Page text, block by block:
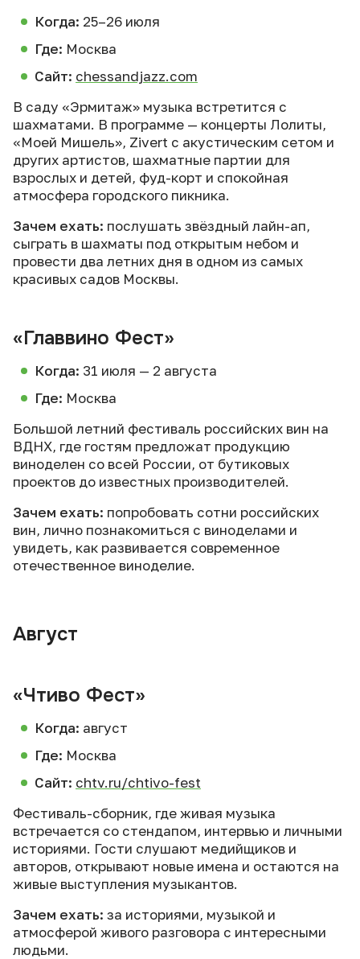
Когда: 25–26 июля
Где: Москва
Сайт: chessandjazz.com
В саду «Эрмитаж» музыка встретится с
шахматами. В программе — концерты Лолиты,
«Моей Мишель», Zivert с акустическим сетом и
других артистов, шахматные партии для
взрослых и детей, фуд-корт и спокойная
атмосфера городского пикника.
Зачем ехать: послушать звёздный лайн-ап,
сыграть в шахматы под открытым небом и
провести два летних дня в одном из самых
красивых садов Москвы.
«Главвино Фест»
Когда: 31 июля — 2 августа
Где: Москва
Большой летний фестиваль российских вин на
ВДНХ, где гостям предложат продукцию
виноделен со всей России, от бутиковых
проектов до известных производителей.
Зачем ехать: попробовать сотни российских
вин, лично познакомиться с виноделами и
увидеть, как развивается современное
отечественное виноделие.
Август
«Чтиво Фест»
Когда: август
Где: Москва
Сайт: chtv.ru/chtivo-fest
Фестиваль-сборник, где живая музыка
встречается со стендапом, интервью и личными
историями. Гости слушают медийщиков и
авторов, открывают новые имена и остаются на
живые выступления музыкантов.
Зачем ехать: за историями, музыкой и
атмосферой живого разговора с интересными
людьми.